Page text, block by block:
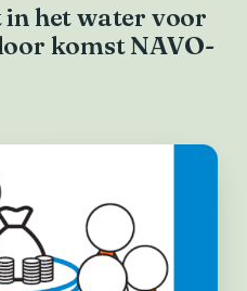
het water voor
komst NAVO-